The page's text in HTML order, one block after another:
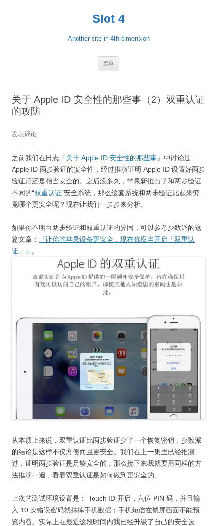
Slot 4
Another site in 4th dimension
菜单
关于 Apple ID 安全性的那些事（2）双重认证
的攻防
发表评论
之前我们在日志 『关于 Apple ID 安全性的那些事』 中讨论过
Apple ID 两步验证的安全性，经过推演证明 Apple ID 设置好两步
验证后还是相当安全的。之后没多久，苹果新推出了和两步验证
不同的“双重认证”安全系统，那么这套系统和两步验证比起来究
竟哪个更安全呢？现在让我们一步步来分析。
如果你不明白两步验证和双重认证的异同，可以参考少数派的这
篇文章：
『让你的苹果设备更安全，现在你应当开启「双重认
证」』
。
从本质上来说，双重认证比两步验证少了一个恢复密钥，少数派
的结论是这样不仅方便而且更安全。我们在上一集里已经推演
过，证明两步验证是足够安全的，那么接下来我就要用同样的方
法推演一遍，看看双重认证是如何做到更安全的。
上次的测试环境设置是： Touch ID 开启，六位 PIN 码，并且输
入 10 次错误密码就抹掉手机数据；手机短信在锁屏画面不能预
览内容。实际上在最近这段时间内我已经升级了自己的安全设